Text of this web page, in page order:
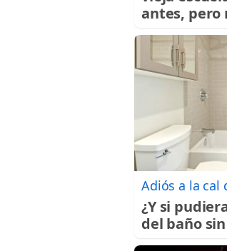
antes, pero
Adiós a la cal
¿Y si
del baño